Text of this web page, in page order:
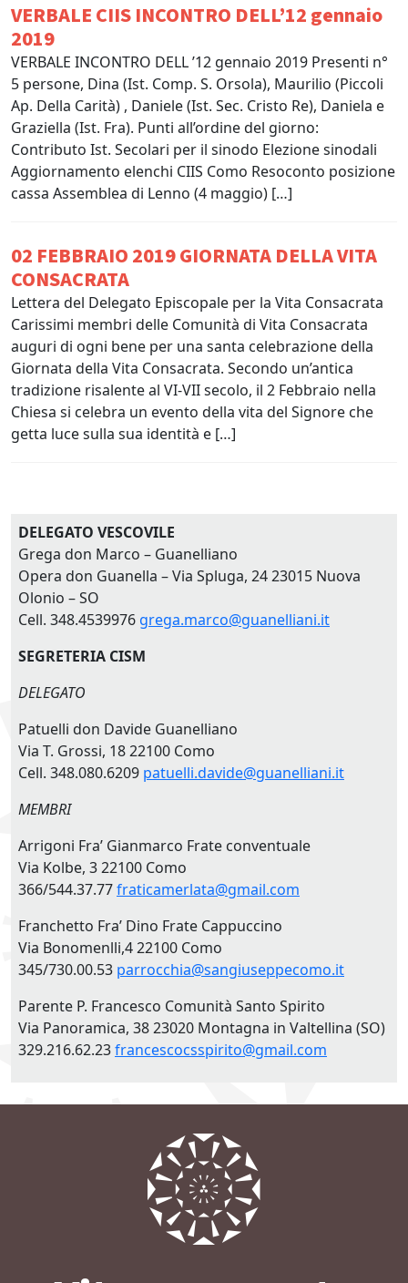
VERBALE CIIS INCONTRO DELL’12 gennaio
2019
VERBALE INCONTRO DELL ’12 gennaio 2019 Presenti n°
5 persone, Dina (Ist. Comp. S. Orsola), Maurilio (Piccoli
Ap. Della Carità) , Daniele (Ist. Sec. Cristo Re), Daniela e
Graziella (Ist. Fra). Punti all’ordine del giorno:
Contributo Ist. Secolari per il sinodo Elezione sinodali
Aggiornamento elenchi CIIS Como Resoconto posizione
cassa Assemblea di Lenno (4 maggio) […]
02 FEBBRAIO 2019 GIORNATA DELLA VITA
CONSACRATA
Lettera del Delegato Episcopale per la Vita Consacrata
Carissimi membri delle Comunità di Vita Consacrata
auguri di ogni bene per una santa celebrazione della
Giornata della Vita Consacrata. Secondo un’antica
tradizione risalente al VI-VII secolo, il 2 Febbraio nella
Chiesa si celebra un evento della vita del Signore che
getta luce sulla sua identità e […]
DELEGATO VESCOVILE
Grega don Marco – Guanelliano
Opera don Guanella – Via Spluga, 24 23015 Nuova
Olonio – SO
Cell. 348.4539976 grega.marco@guanelliani.it
SEGRETERIA CISM
DELEGATO
Patuelli don Davide Guanelliano
Via T. Grossi, 18 22100 Como
Cell. 348.080.6209 patuelli.davide@guanelliani.it
MEMBRI
Arrigoni Fra’ Gianmarco Frate conventuale
Via Kolbe, 3 22100 Como
366/544.37.77fraticamerlata@gmail.com
Franchetto Fra’ Dino Frate Cappuccino
Via Bonomenlli,4 22100 Como
345/730.00.53 parrocchia@sangiuseppecomo.it
Parente P. Francesco Comunità Santo Spirito
Via Panoramica, 38 23020 Montagna in Valtellina (SO)
329.216.62.23francescocsspirito@gmail.com